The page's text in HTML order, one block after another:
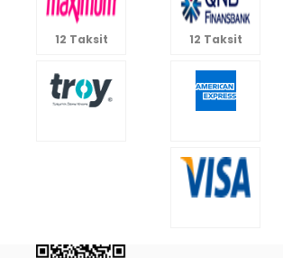
12 Taksit 12 Taksit